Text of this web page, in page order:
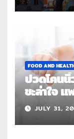
FOOD AND
ปวดโคนนิ้
ชะล่าใจ แ
แวง” โร
ใช้งานซ้ำ
JULY 31,